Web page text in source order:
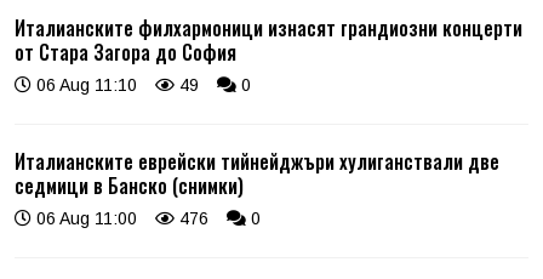
Италианските филхармоници изнасят грандиозни концерти
от Стара Загора до София
06 Aug 11:10 49 0
Италианските еврейски тийнейджъри хулиганствали две
седмици в Банско (снимки)
06 Aug 11:00 476 0